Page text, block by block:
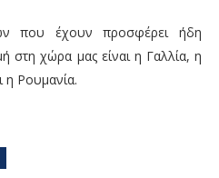
που έχουν προσφέρει ήδη
στη χώρα μας είναι η Γαλλία, η
η Ρουμανία.